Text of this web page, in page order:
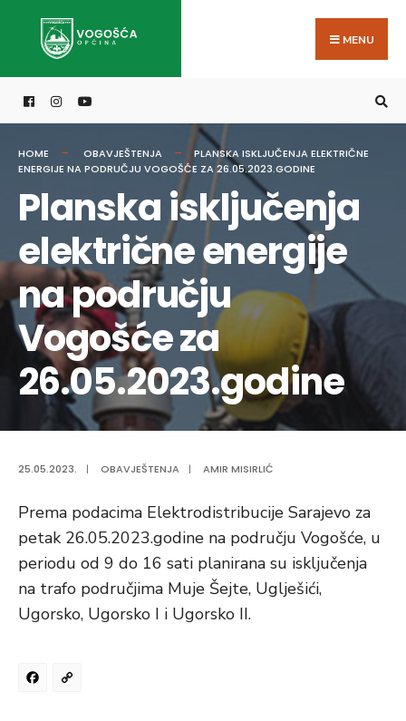
MENU
HOME OBAVJEŠTENJA
PLANSKA ISKLJUČENJA ELEKTRIČNE
ENERGIJE NA PODRUČJU VOGOŠĆE ZA 26.05.2023.GODINE
Planska isključenja
električne energije
na području
Vogošće za
26.05.2023.godine
25.05.2023. | OBAVJEŠTENJA | AMIR MISIRLIĆ
Prema podacima Elektrodistribucije Sarajevo za
petak 26.05.2023.godine na području Vogošće, u
periodu od 9 do 16 sati planirana su isključenja
na trafo područjima Muje Šejte, Uglješići,
Ugorsko, Ugorsko I i Ugorsko II.
Facebook
for: